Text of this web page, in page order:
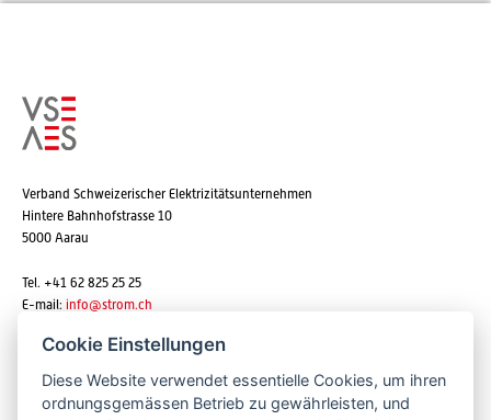
Verband Schweizerischer Elektrizitätsunternehmen
Hintere Bahnhofstrasse 10
5000 Aarau
Tel. +41 62 825 25 25
E-mail: info@strom.ch
Newsletter abonnieren
Cookie Einstellungen
Diese Website verwendet essentielle Cookies, um ihren
ordnungsgemässen Betrieb zu gewährleisten, und